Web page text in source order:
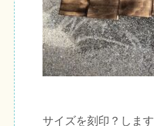
サイズを刻印？します